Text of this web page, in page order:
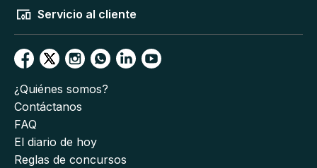
Servicio al cliente
¿Quiénes somos?
Contáctanos
FAQ
El diario de hoy
Reglas de concursos